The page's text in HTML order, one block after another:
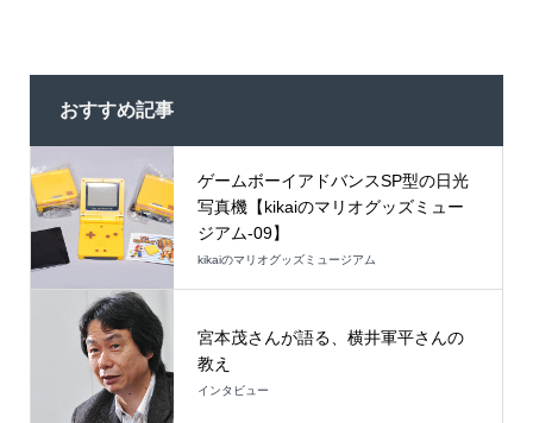
おすすめ記事
ゲームボーイアドバンスSP型の日光
写真機【kikaiのマリオグッズミュー
ジアム-09】
kikaiのマリオグッズミュージアム
宮本茂さんが語る、横井軍平さんの
教え
インタビュー